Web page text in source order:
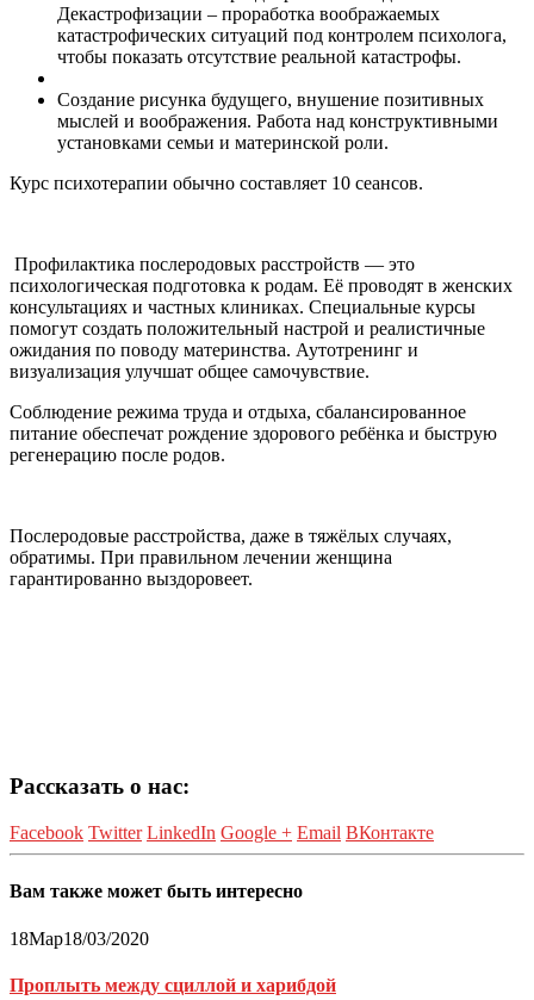
Декастрофизации – проработка воображаемых
катастрофических ситуаций под контролем психолога,
чтобы показать отсутствие реальной катастрофы.
Создание рисунка будущего, внушение позитивных
мыслей и воображения. Работа над конструктивными
установками семьи и материнской роли.
Курс психотерапии обычно составляет 10 сеансов.
Профилактика послеродовых расстройств — это
психологическая подготовка к родам. Её проводят в женских
консультациях и частных клиниках. Специальные курсы
помогут создать положительный настрой и реалистичные
ожидания по поводу материнства. Аутотренинг и
визуализация улучшат общее самочувствие.
Соблюдение режима труда и отдыха, сбалансированное
питание обеспечат рождение здорового ребёнка и быструю
регенерацию после родов.
Послеродовые расстройства, даже в тяжёлых случаях,
обратимы. При правильном лечении женщина
гарантированно выздоровеет.
Рассказать о нас:
Facebook Twitter LinkedIn Google + Email ВКонтакте
Вам также может быть интересно
18Мар18/03/2020
Проплыть между сциллой и харибдой